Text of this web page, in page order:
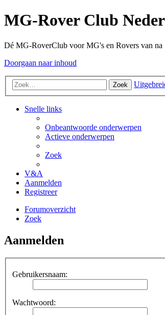
MG-Rover Club
Dé MG-RoverClub voor MG's en Rovers van
Doorgaan naar inhoud
Zoek
Snelle links
Onbeantwoorde onderwerpen
Actieve onderwerpen
Zoek
V&A
Aanmelden
Registreer
Forumoverzicht
Zoek
Aanmelden
Gebruikersnaam:
Wachtwoord: